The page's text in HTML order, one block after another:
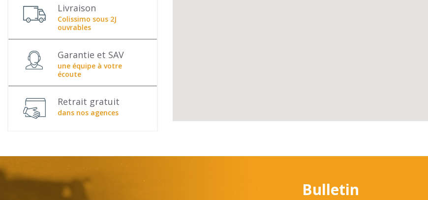
Livraison
Colissimo sous 2J
ouvrables
Garantie et SAV
une équipe à votre
écoute
Retrait gratuit
dans nos agences
Bulletin